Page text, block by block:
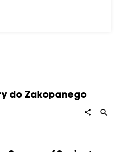
do Zakopanego
share search